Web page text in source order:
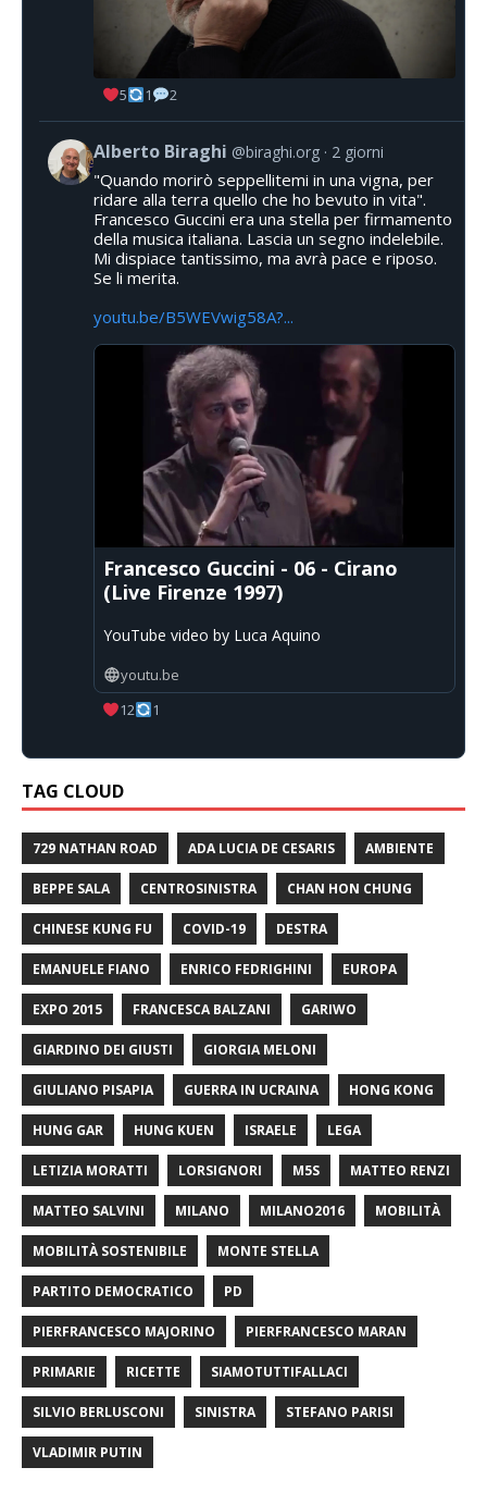
5 1 2
Alberto Biraghi @biraghi.org 2 giorni
"Quando morirò seppellitemi in una vigna, per
ridare alla terra quello che ho bevuto in vita".
Francesco Guccini era una stella per firmamento
della musica italiana. Lascia un segno indelebile.
Mi dispiace tantissimo, ma avrà pace e riposo.
Se li merita.
youtu.be/B5WEVwig58A?...
Francesco Guccini - 06 - Cirano
(Live Firenze 1997)
YouTube video by Luca Aquino
youtu.be
12
1
TAG CLOUD
729 NATHAN ROAD ADA LUCIA DE CESARIS AMBIENTE
BEPPE SALA CENTROSINISTRA CHAN HON CHUNG
CHINESE KUNG FU COVID-19 DESTRA
EMANUELE FIANO ENRICO FEDRIGHINI EUROPA
EXPO 2015 FRANCESCA BALZANI GARIWO
GIARDINO DEI GIUSTI GIORGIA MELONI
GIULIANO PISAPIA GUERRA IN UCRAINA HONG KONG
HUNG GAR HUNG KUEN ISRAELE LEGA
LETIZIA MORATTI LORSIGNORI M5S MATTEO RENZI
MATTEO SALVINI MILANO MILANO2016 MOBILITÀ
MOBILITÀ SOSTENIBILE MONTE STELLA
PARTITO DEMOCRATICO PD
PIERFRANCESCO MAJORINO PIERFRANCESCO MARAN
PRIMARIE RICETTE SIAMOTUTTIFALLACI
SILVIO BERLUSCONI SINISTRA STEFANO PARISI
VLADIMIR PUTIN